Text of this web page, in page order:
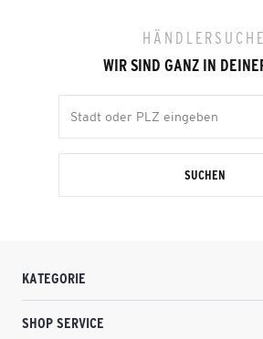
HÄNDLERSUCHE
WIR SIND GANZ IN
SUCHEN
KATEGORIE
SHOP SERVICE